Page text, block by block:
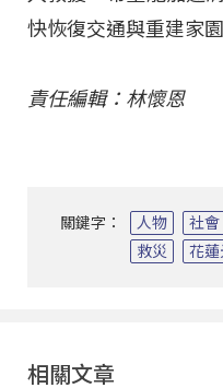
快恢復交通與重建家園
責任編輯：林懷恩
關鍵字： 人物 社會
救災
花蓮
相關文章